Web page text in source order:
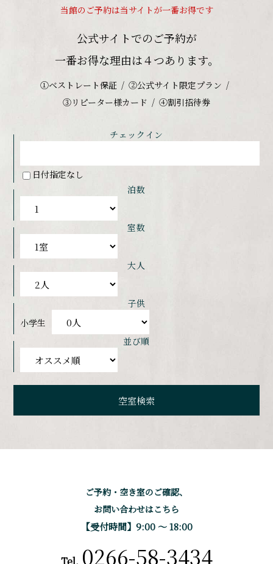
当館のご予約は当サイトが一番お得です
公式サイトでのご予約が
一番お得な理由は４つあります。
①ベストレート保証
②公式サイト限定プラン
③リピーター様カード
④割引招待券
チェックイン
日付指定なし
泊数
室数
大人
子供
小学生
並び順
ご予約・空き室のご確認、
お問い合わせはこちら
【受付時間】9:00 〜 18:00
0266-58-3434